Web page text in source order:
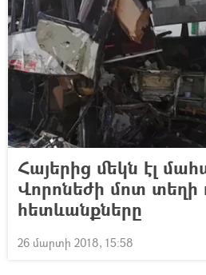
Հայերից մեկն էլ
Վորոնեժի մոտ տեղի
հետևանքները
26 մարտի 2018, 15:58